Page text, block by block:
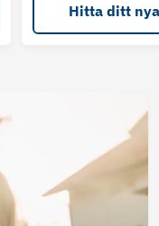
Hitta ditt